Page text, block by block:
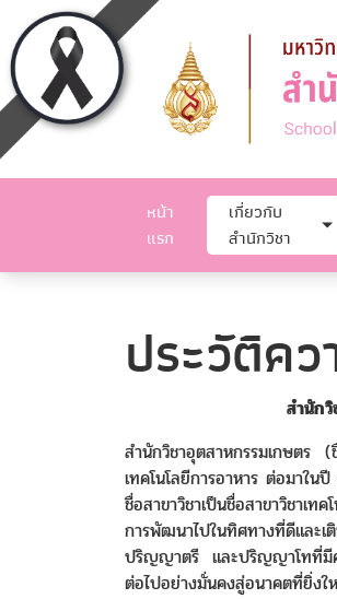
หน้า
แรก
เกี่ยวกับ
สำนักวิชา
ประวัติคว
สำนัก
สำนักวิชาอุตสาหกรรมเกษต
เทคโนโลยีการอาหาร ต่อมาใ
ชื่อสาขาวิชาเป็นชื่อสาขาวิชาเ
การพัฒนาไปในทิศทางที่ดีและ
ปริญญาตรี และปริญญาโทที่มีคุ
ต่อไปอย่างมั่นคงสู่อนาคตที่ยิ่ง